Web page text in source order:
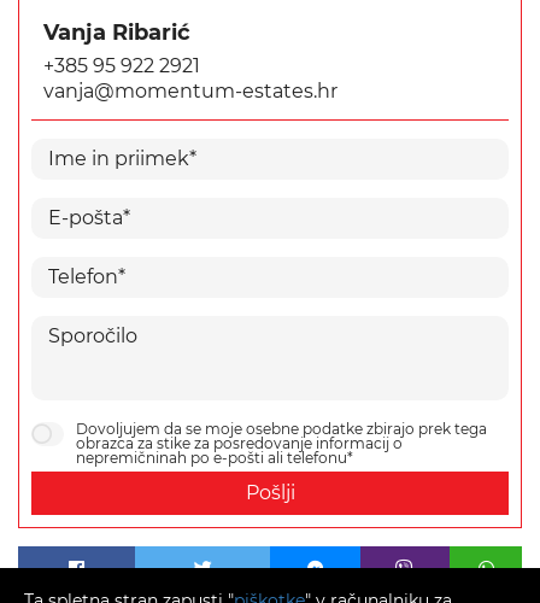
Vanja Ribarić
+385 95 922 2921
vanja@momentum-estates.hr
Dovoljujem da se moje osebne podatke zbirajo prek tega
obrazca za stike za posredovanje informacij o
nepremičninah po e-pošti ali telefonu*
Pošlji